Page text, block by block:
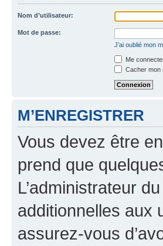
Nom d’utilisateur:
Mot de passe:
J’ai oublié mon
Me
Cacher mon
M’ENREGISTRER
Vous devez être
prend que
L’administrateur
additionnelles aux
assurez-vous